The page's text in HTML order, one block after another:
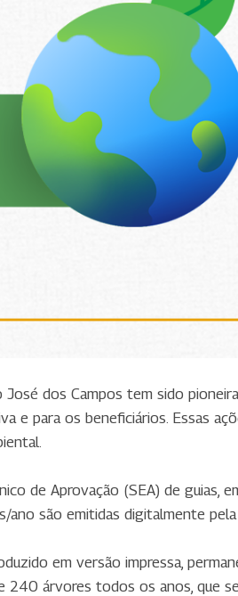
dos Campos tem sido
e para os beneficiários. Essas
de Aprovação (SEA) de guias,
ano são emitidas digitalmente pela
em versão impressa,
240 árvores todos os anos, que